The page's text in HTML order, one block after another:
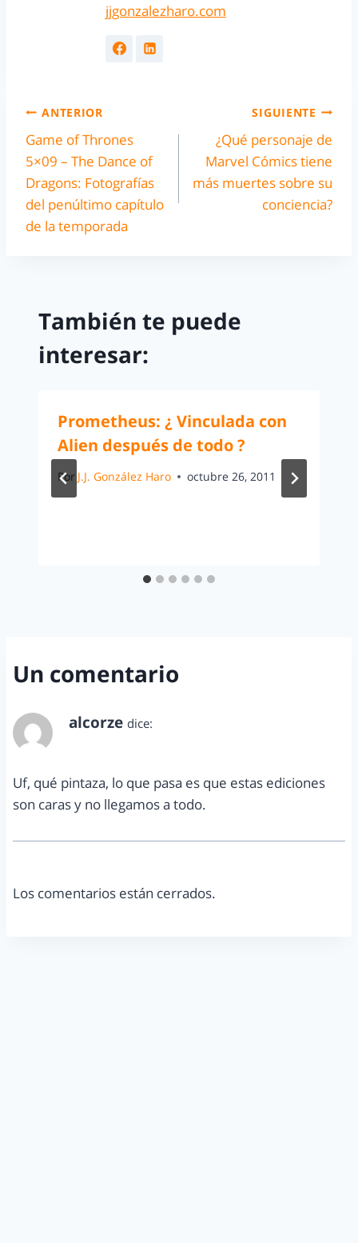
jjgonzalezharo.com
ANTERIOR
Game of Thrones
5×09 – The Dance of
Dragons: Fotografías
del penúltimo capítulo
de la temporada
SIGUIENTE
¿Qué personaje de
Marvel Cómics tiene
más muertes sobre su
conciencia?
También te puede
interesar:
Prometheus: ¿ Vinculada con
Alien después de todo ?
Por J.J. González Haro octubre 26, 2011
Un comentario
alcorze dice:
Uf, qué pintaza, lo que pasa es que estas ediciones
son caras y no llegamos a todo.
Los comentarios están cerrados.